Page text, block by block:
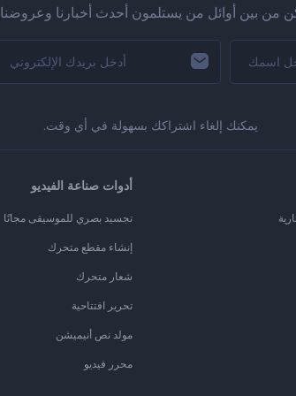
من بين أوائل من يستلمون أحدث أخبارنا وعروضنا
يمكنك إلغاء اشتراكك بسهولة في أي وقت.
أدوات صناعة الفيديو
تجسيد بصري للموسيقى مجانًا
إنشاء مقطع متحرك
شعار متحرك
تحرير افتتاحية
مولد نص أنيميشن
محرر فيديو